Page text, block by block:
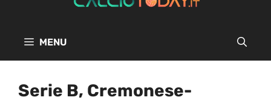
MENU
Serie B, Cremonese-